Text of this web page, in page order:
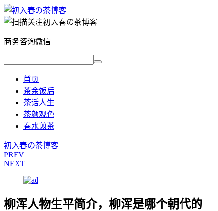
商务咨询微信
首页
茶余饭后
茶话人生
茶颜观色
春水煎茶
初入春の茶博客
PREV
NEXT
柳浑人物生平简介，柳浑是哪个朝代的